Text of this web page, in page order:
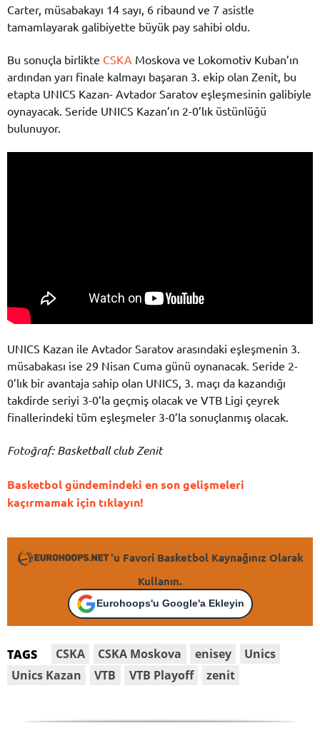
Carter, müsabakayı 14 sayı, 6 ribaund ve 7 asistle
tamamlayarak galibiyette büyük pay sahibi oldu.
Bu sonuçla birlikte CSKA Moskova ve Lokomotiv Kuban’ın
ardından yarı finale kalmayı başaran 3. ekip olan Zenit, bu
etapta UNICS Kazan- Avtador Saratov eşleşmesinin galibiyle
oynayacak. Seride UNICS Kazan’ın 2-0’lık üstünlüğü
bulunuyor.
UNICS Kazan ile Avtador Saratov arasındaki eşleşmenin 3.
müsabakası ise 29 Nisan Cuma günü oynanacak. Seride 2-
0’lık bir avantaja sahip olan UNICS, 3. maçı da kazandığı
takdirde seriyi 3-0’la geçmiş olacak ve VTB Ligi çeyrek
finallerindeki tüm eşleşmeler 3-0’la sonuçlanmış olacak.
Fotoğraf: Basketball club Zenit
Basketbol gündemindeki en son gelişmeleri
kaçırmamak için tıklayın!
'u Favori Basketbol Kaynağınız Olarak
Kullanın.
Eurohoops'u Google'a Ekleyin
TAGS CSKA CSKA Moskova enisey
Unics
Unics Kazan
VTB VTB Playoff zenit